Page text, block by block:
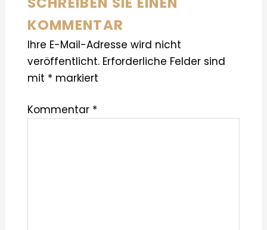
KOMMENTAR
Ihre E-Mail-Adresse wird nicht
veröffentlicht. Erforderliche Felder sind
mit * markiert
Kommentar *